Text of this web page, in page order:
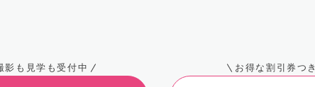
影も見学も受付中 お得な割引券つき